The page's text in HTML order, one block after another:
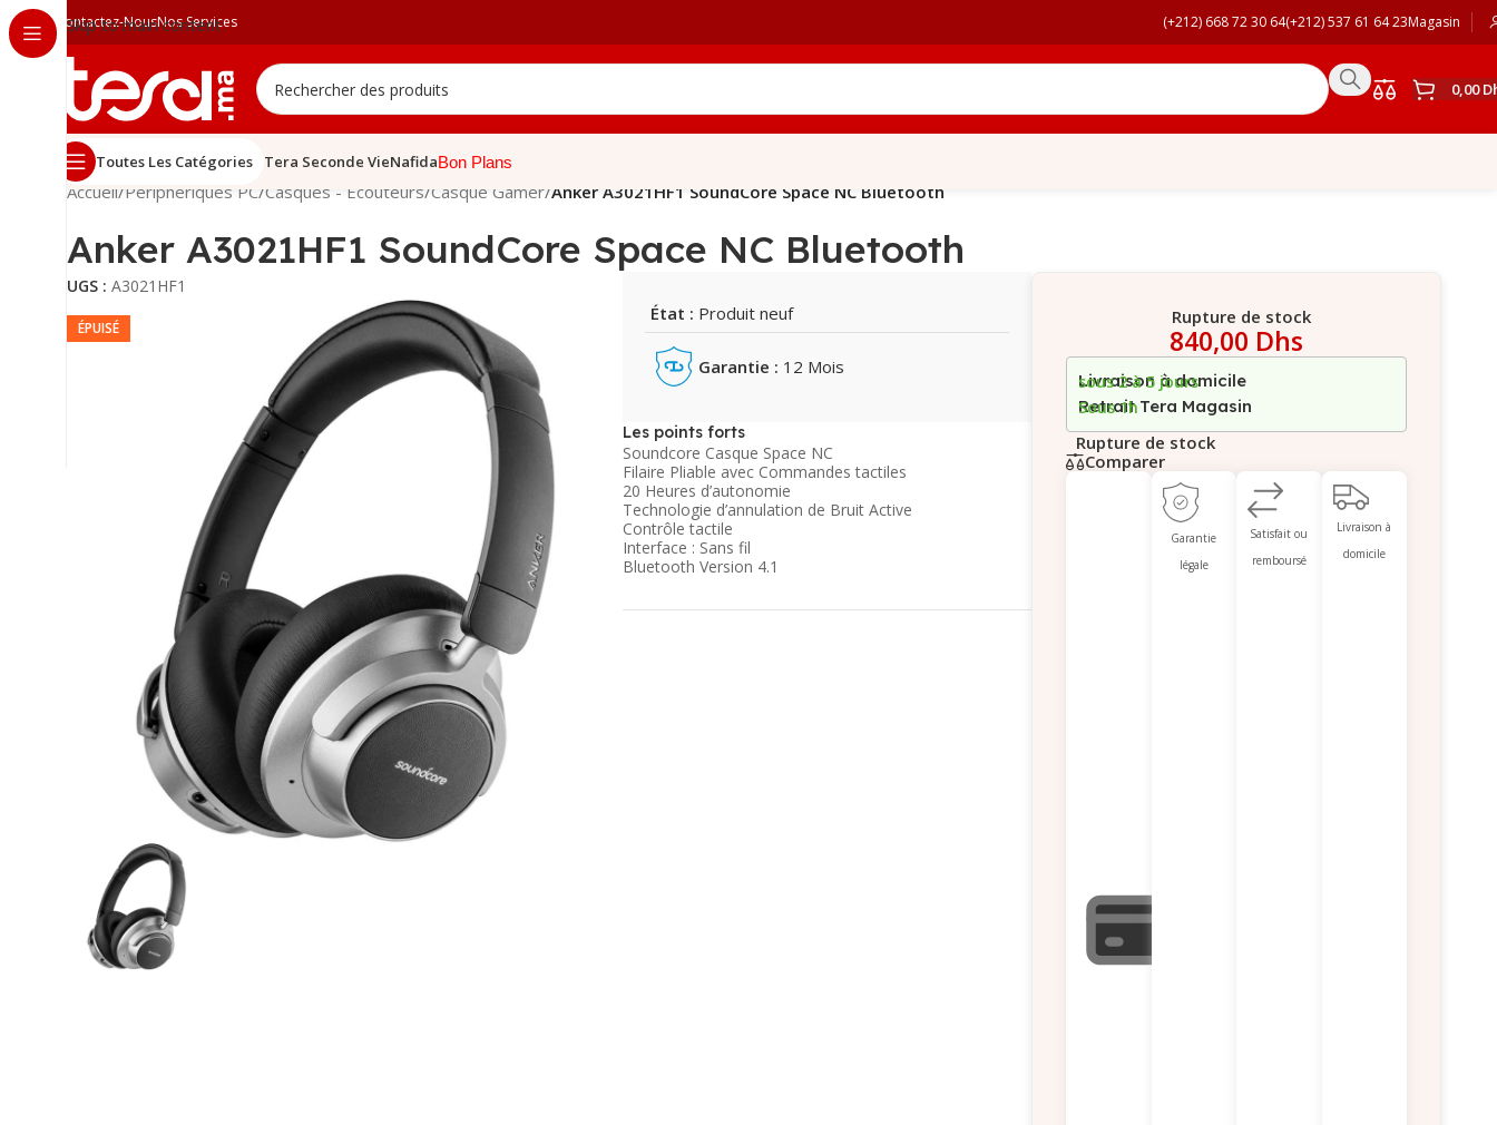
Skip to main content
Contactez-NousNos Services (+212) 668 72 30 64(+212) 537 61 64 23Magasin
0,00
Toutes Les Catégories Tera Seconde VieNafidaBon Plans
Accueil/Périphériques PC/Casques - Écouteurs/Casque Gamer/Anker A3021HF1 SoundCore Space NC Bluetooth
Anker A3021HF1 SoundCore Space NC Bluetooth
UGS : A3021HF1
ÉPUISÉ
État : Produit neuf
Garantie : 12 Mois
Les points forts
Soundcore Casque Space NC
Filaire Pliable avec Commandes tactiles
20 Heures d’autonomie
Technologie d’annulation de Bruit Active
Contrôle tactile
Interface : Sans fil
Bluetooth Version 4.1
Rupture de stock
840,00 Dhs
Livraison à domicile
sous 2 à 5 jours
Retrait Tera Magasin
Sous 1h
Rupture de stock
Comparer
Garantie
légale
Satisfait ou
remboursé
Livraison à
domicile